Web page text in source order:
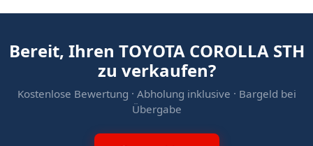
Bereit, Ihren TOYOTA COROLLA STH
zu verkaufen?
Kostenlose Bewertung · Abholung inklusive · Bargeld bei
Übergabe